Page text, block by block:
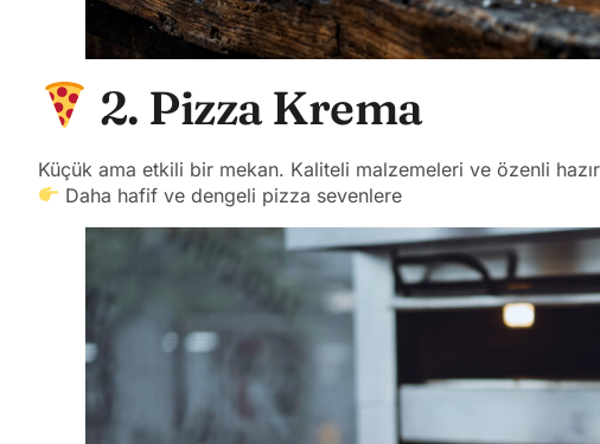
2. Pizza Krema
Küçük ama etkili bir mekan. Kaliteli malzemeleri ve özenli
Daha hafif ve dengeli pizza sevenlere